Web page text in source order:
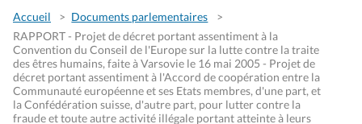
Accueil
Documents parlementaires
RAPPORT - Projet de décret portant assentiment à la
Convention du Conseil de l'Europe sur la lutte contre la traite
des êtres humains, faite à Varsovie le 16 mai 2005 - Projet de
décret portant assentiment à l'Accord de coopération entre la
Communauté européenne et ses Etats membres, d'une part, et
la Confédération suisse, d'autre part, pour lutter contre la
fraude et toute autre activité illégale portant atteinte à leurs